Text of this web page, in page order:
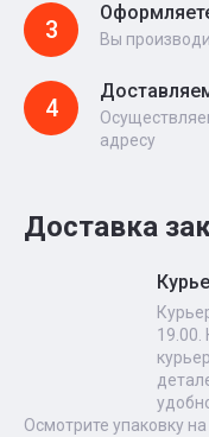
3 Вы
4
адресу
Доставка
19.00.
Осмотрите упаковку